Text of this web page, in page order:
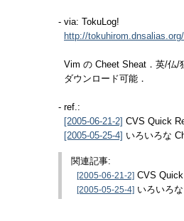
- via: TokuLog!
http://
Vim の Cheet Sheat．英/仏/
ダウンロード可能．
- ref.:
[2005-06-21-2] CVS Quick
[2005-05-25-4] いろいろな
関連記事:
[2005-06-21-2]CVS Quick
[2005-05-25-4]いろいろ